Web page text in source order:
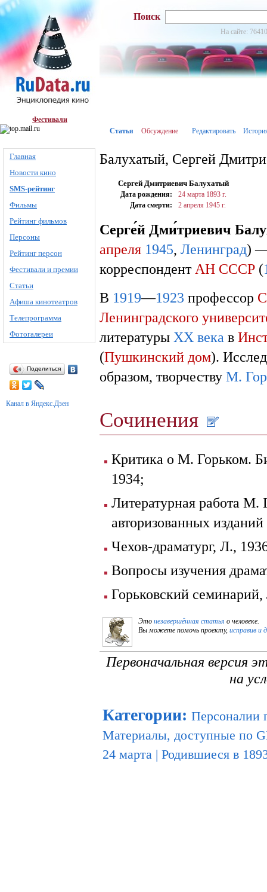
Фестивали
Главная
Новости кино
SMS-рейтинг
Фильмы
Рейтинг фильмов
Персоны
Рейтинг персон
Фестивали и премии
Статьи
Афиша кинотеатров
Телепрограмма
Фотогалереи
Поделиться
Канал в Яндекс.Дзен
Поиск
На сайте:
Статья Обсуждение Редактировать
Балухатый, Сергей
Сергей Дмитриевич Балухатый
Дата рождения: 24 марта 1893 г.
Дата смерти:
2 апреля 1945 г.
Серге́й Дми́триевич
апреля 1945, Ленинград) —
корреспондент АН СССР (
В 1919—1923 профессор
Ленинградского
литературы XX века в
(Пушкинский дом).
образом, творчеству М.
Сочинения
Критика о М. Горьком.
1934;
Литературная работа М.
авторизованных
Чехов-драматург, Л.,
Вопросы изучения
Горьковский
Это незавершённая статья о человеке.
Вы можете помочь проекту, исправив и
Первоначальная версия
на
Категории: Персоналии
Материалы, доступные по
24 марта | Родившиеся в